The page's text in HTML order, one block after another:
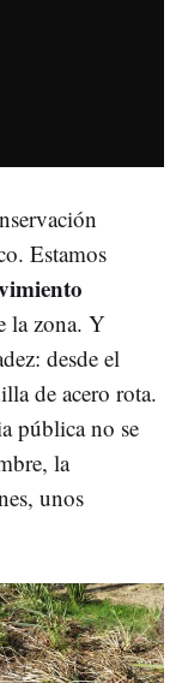
Estamos
la zona. Y
desde el
de acero rota.
pública no se
la
unos